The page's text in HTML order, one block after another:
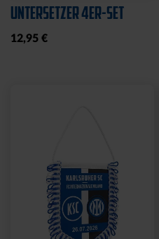
UNTERSETZER 4ER-SET
12,95 €